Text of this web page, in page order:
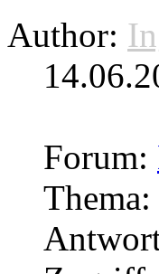
Author:
Forum:
Thema: